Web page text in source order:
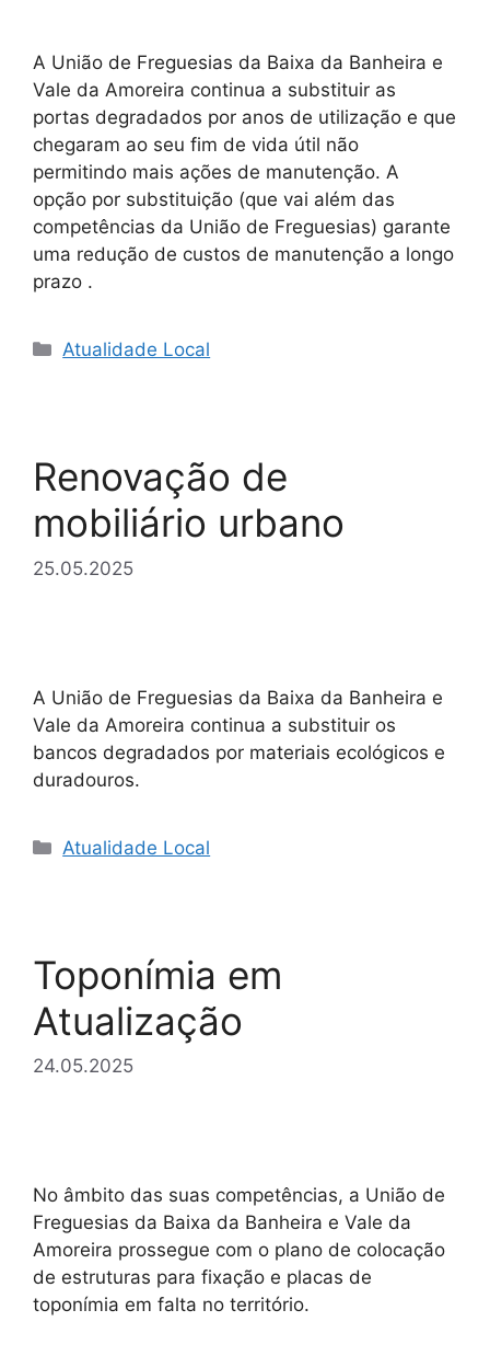
A União de Freguesias da Baixa da Banheira e
Vale da Amoreira continua a substituir as
portas degradados por anos de utilização e que
chegaram ao seu fim de vida útil não
permitindo mais ações de manutenção. A
opção por substituição (que vai além das
competências da União de Freguesias) garante
uma redução de custos de manutenção a longo
prazo .
Categorias
Atualidade Local
Renovação de
mobiliário urbano
25.05.2025
A União de Freguesias da Baixa da Banheira e
Vale da Amoreira continua a substituir os
bancos degradados por materiais ecológicos e
duradouros.
Categorias
Atualidade Local
Toponímia em
Atualização
24.05.2025
No âmbito das suas competências, a União de
Freguesias da Baixa da Banheira e Vale da
Amoreira prossegue com o plano de colocação
de estruturas para fixação e placas de
toponímia em falta no território.